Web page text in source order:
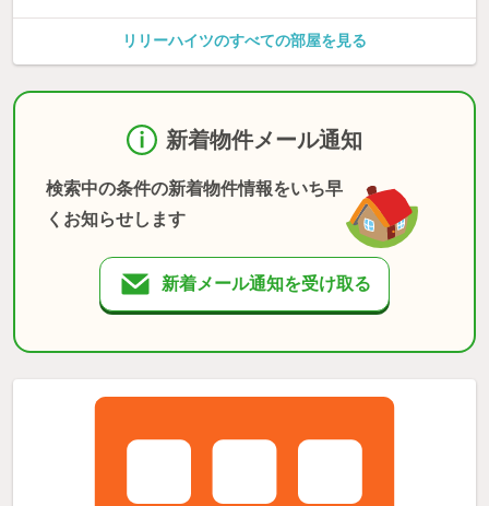
リリーハイツのすべての部屋を見る
新着物件メール通知
検索中の条件の新着物件情報をいち早
くお知らせします
新着メール通知を受け取る